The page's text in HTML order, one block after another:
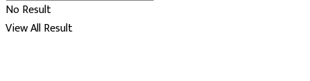
No Result
View All Result